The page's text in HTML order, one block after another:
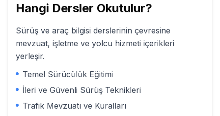
Hangi Dersler Okutulur?
Sürüş ve araç bilgisi derslerinin çevresine
mevzuat, işletme ve yolcu hizmeti içerikleri
yerleşir.
Temel Sürücülük Eğitimi
İleri ve Güvenli Sürüş Teknikleri
Trafik Mevzuatı ve Kuralları